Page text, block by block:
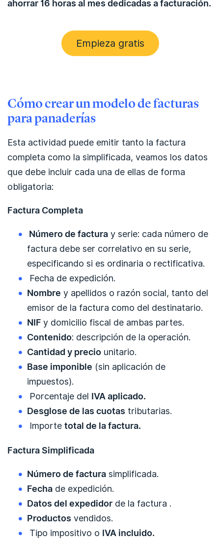
ahorrar 16 horas al mes dedicadas a facturación.
Empieza gratis
Cómo crear un modelo de facturas
para panaderías
Esta actividad puede emitir tanto la factura
completa como la simplificada, veamos los datos
que debe incluir cada una de ellas de forma
obligatoria:
Factura Completa
Número de factura y serie: cada número de
factura debe ser correlativo en su serie,
especificando si es ordinaria o rectificativa.
Fecha de expedición.
Nombre y apellidos o razón social, tanto del
emisor de la factura como del destinatario.
NIF y domicilio fiscal de ambas partes.
Contenido: descripción de la operación.
Cantidad y precio unitario.
Base imponible (sin aplicación de
impuestos).
Porcentaje del IVA aplicado.
Desglose de las cuotas tributarias.
Importe total de la factura.
Factura Simplificada
Número de factura simplificada.
Fecha de expedición.
Datos del expedidorde la factura .
Productos vendidos.
Tipo impositivo o IVA incluido.